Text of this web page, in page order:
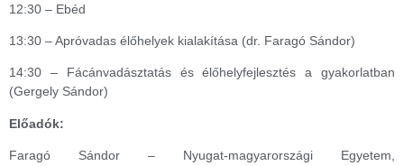
12:30 – Ebéd
13:30 – Apróvadas élőhelyek kialakítása (dr. Faragó Sándor)
14:30 – Fácánvadásztatás és élőhelyfejlesztés a gyakorlatban
(Gergely Sándor)
Előadók:
Faragó Sándor – Nyugat-magyarországi Egyetem,